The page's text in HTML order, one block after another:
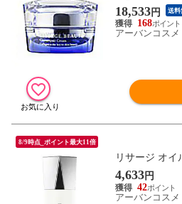
18,533円 送料
168
アーバンコスメ
8/9時点_ポイント最大11倍
リサージ オイ
4,633円
42
アーバンコスメ